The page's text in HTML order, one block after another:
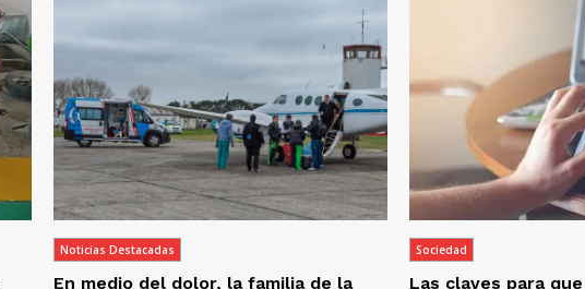
Noticias Destacadas
En medio del dolor, la familia de la
Sociedad
Las claves para